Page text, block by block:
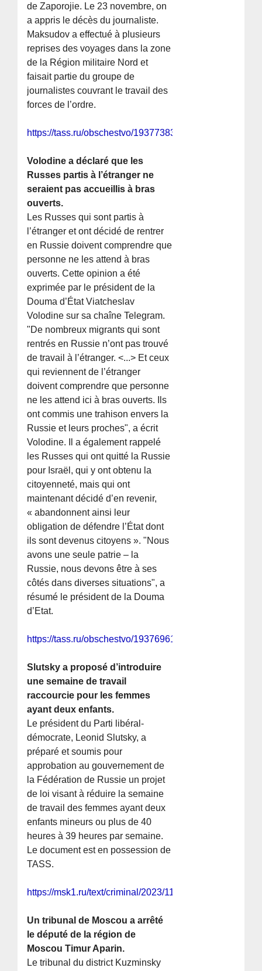
de Zaporojie. Le 23 novembre, on
a appris le décès du journaliste.
Maksudov a effectué à plusieurs
reprises des voyages dans la zone
de la Région militaire Nord et
faisait partie du groupe de
journalistes couvrant le travail des
forces de l’ordre.
https://tass.ru/obschestvo/19377383
Volodine a déclaré que les
Russes partis à l’étranger ne
seraient pas accueillis à bras
ouverts.
Les Russes qui sont partis à
l’étranger et ont décidé de rentrer
en Russie doivent comprendre que
personne ne les attend à bras
ouverts. Cette opinion a été
exprimée par le président de la
Douma d’État Viatcheslav
Volodine sur sa chaîne Telegram.
"De nombreux migrants qui sont
rentrés en Russie n’ont pas trouvé
de travail à l’étranger. <...> Et ceux
qui reviennent de l’étranger
doivent comprendre que personne
ne les attend ici à bras ouverts. Ils
ont commis une trahison envers la
Russie et leurs proches", a écrit
Volodine. Il a également rappelé
les Russes qui ont quitté la Russie
pour Israël, qui y ont obtenu la
citoyenneté, mais qui ont
maintenant décidé d’en revenir,
« abandonnent ainsi leur
obligation de défendre l’État dont
ils sont devenus citoyens ». "Nous
avons une seule patrie – la
Russie, nous devons être à ses
côtés dans diverses situations", a
résumé le président de la Douma
d’Etat.
https://tass.ru/obschestvo/19376961
Slutsky a proposé d’introduire
une semaine de travail
raccourcie pour les femmes
ayant deux enfants.
Le président du Parti libéral-
démocrate, Leonid Slutsky, a
préparé et soumis pour
approbation au gouvernement de
la Fédération de Russie un projet
de loi visant à réduire la semaine
de travail des femmes ayant deux
enfants mineurs ou plus de 40
heures à 39 heures par semaine.
Le document est en possession de
TASS.
https://msk1.ru/text/criminal/2023/11/24/72951716/
Un tribunal de Moscou a arrêté
le député de la région de
Moscou Timur Aparin.
Le tribunal du district Kuzminsky